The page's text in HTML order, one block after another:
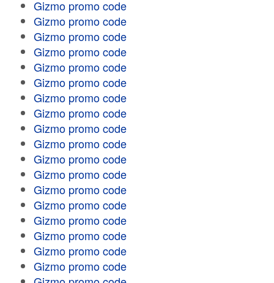
Gizmo promo code
Gizmo promo code
Gizmo promo code
Gizmo promo code
Gizmo promo code
Gizmo promo code
Gizmo promo code
Gizmo promo code
Gizmo promo code
Gizmo promo code
Gizmo promo code
Gizmo promo code
Gizmo promo code
Gizmo promo code
Gizmo promo code
Gizmo promo code
Gizmo promo code
Gizmo promo code